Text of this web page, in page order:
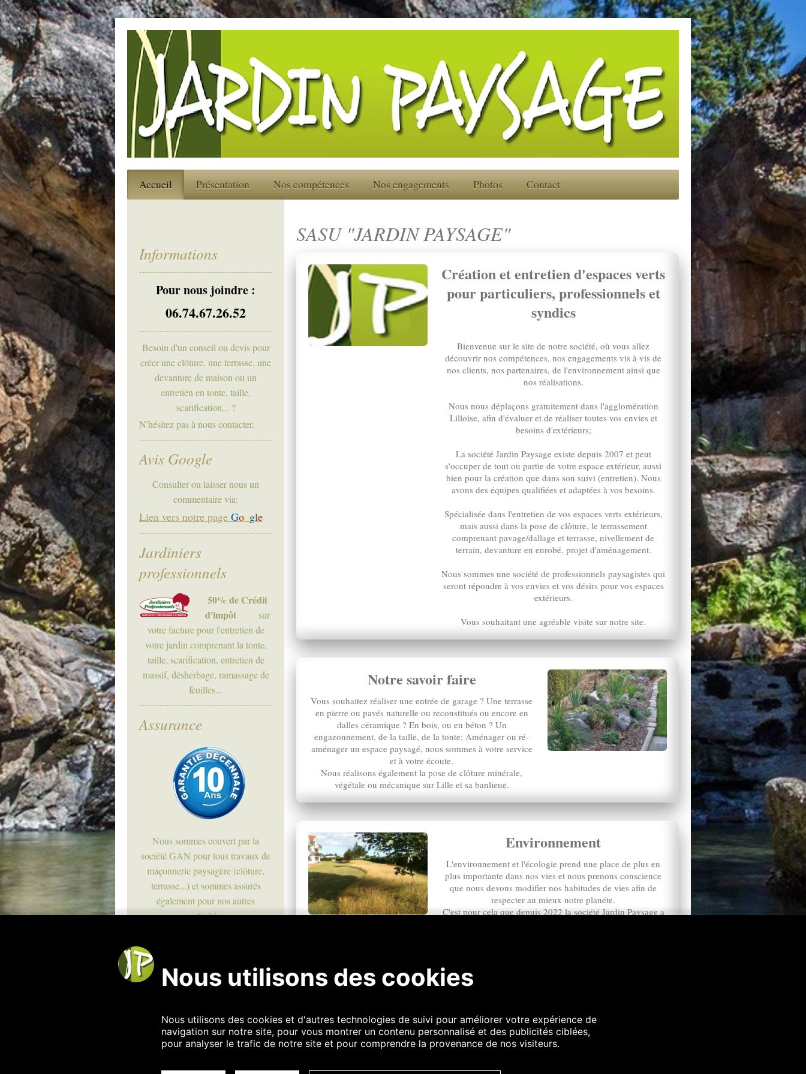
Accueil Présentation Nos compétences Nos engagements Photos Contact
SASU "JARDIN PAYSAGE"
Création et entretien d'espaces verts
pour particuliers, professionnels et
syndics
Bienvenue sur le site de notre société, où vous allez
découvrir nos compétences, nos engagements vis à vis de
nos clients, nos partenaires, de l'environnement ainsi que
nos réalisations.
Nous nous déplaçons gratuitement dans l'agglomération
Lilloise, afin d'évaluer et de réaliser toutes vos envies et
besoins d'extérieurs;
La société Jardin Paysage existe depuis 2007 et peut
s'occuper de tout ou partie de votre espace extérieur, aussi
bien pour la création que dans son suivi (entretien). Nous
avons des équipes qualifiées et adaptées à vos besoins.
Spécialisée dans l'entretien de vos espaces verts extérieurs,
mais aussi dans la pose de clôture, le terrassement
comprenant pavage/dallage et terrasse, nivellement de
terrain, devanture en enrobé, projet d'aménagement.
Nous sommes une société de professionnels paysagistes qui
seront répondre à vos envies et vos désirs pour vos espaces
extérieurs.
Vous souhaitant une agréable visite sur notre site.
Notre savoir faire
Vous souhaitez réaliser une entrée de garage ? Une terrasse
en pierre ou pavés naturelle ou reconstitués ou encore en
dalles céramique ? En bois, ou en béton ? Un
engazonnement, de la taille, de la tonte; Aménager ou ré-
aménager un espace paysagé, nous sommes à votre service
et à votre écoute.
Nous réalisons également la pose de clôture minérale,
végétale ou mécanique sur Lille et sa banlieue.
Environnement
L'environnement et l'écologie prend une place de plus en
plus importante dans nos vies et nous prenons conscience
que nous devons modifier nos habitudes de vies afin de
respecter au mieux notre planéte.
C'est pour cela que depuis 2022 la société Jardin Paysage a
Informations
Pour nous joindre :
06.74.67.26.52
Besoin d'un conseil ou devis pour
créer une clôture, une terrasse, une
devanture de maison ou un
entretien en tonte, taille,
scarification... ?
N'hésitez pas à nous contacter.
Avis Google
Consulter ou laisser nous un
commentaire via:
Lien vers notre page Google
Jardiniers
professionnels
50% de Crédit
d'impôt
sur
votre facture pour l'entretien de
votre jardin comprenant la tonte,
taille, scarification, entretien de
massif, désherbage, ramassage de
feuilles...
Assurance
Nous sommes couvert par la
société GAN pour tous travaux de
maçonnerie paysagère (clôture,
terrasse...) et sommes assurés
également pour nos autres
activités.